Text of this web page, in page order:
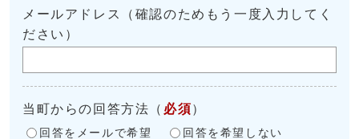
メールアドレス（確認のためもう一度入力してく
ださい）
当町からの回答方法 （ 必須 ）
回答をメールで希望 回答を希望しない